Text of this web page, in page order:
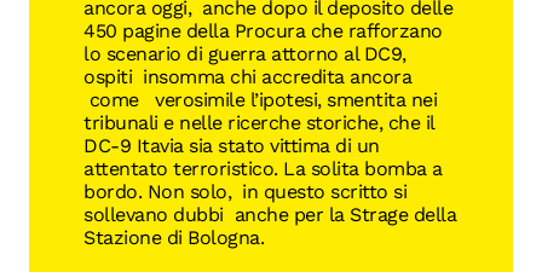
ancora oggi, anche dopo il deposito delle
450 pagine della Procura che rafforzano
lo scenario di guerra attorno al DC9,
ospiti insomma chi accredita ancora
come verosimile l’ipotesi, smentita nei
tribunali e nelle ricerche storiche, che il
DC-9 Itavia sia stato vittima di un
attentato terroristico. La solita bomba a
bordo. Non solo, in questo scritto si
sollevano dubbi anche per la Strage della
Stazione di Bologna.